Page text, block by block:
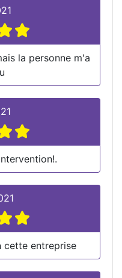
la personne m'a
cette entreprise